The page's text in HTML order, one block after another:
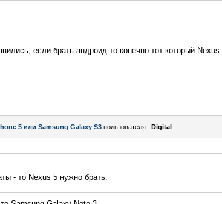
если брать андроид то конечно тот который Nexus.
5 или Samsung Galaxy S3 пользователя _Digital
- то Nexus 5 нужно брать.